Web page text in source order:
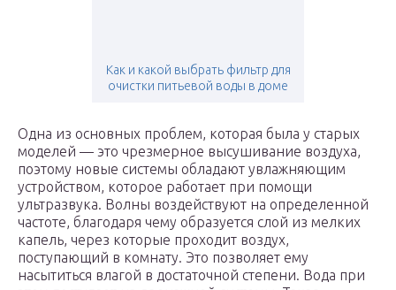
Как и какой выбрать фильтр для
очистки питьевой воды в доме
Одна из основных проблем, которая была у старых
моделей — это чрезмерное высушивание воздуха,
поэтому новые системы обладают увлажняющим
устройством, которое работает при помощи
ультразвука. Волны воздействуют на определенной
частоте, благодаря чему образуется слой из мелких
капель, через которые проходит воздух,
поступающий в комнату. Это позволяет ему
насытиться влагой в достаточной степени. Вода при